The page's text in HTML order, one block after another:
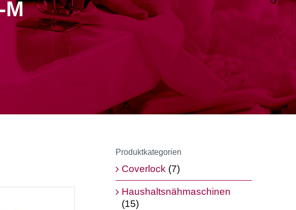
M
Produktkategorien
Coverlock (7)
Haushaltsnähmaschinen
(15)